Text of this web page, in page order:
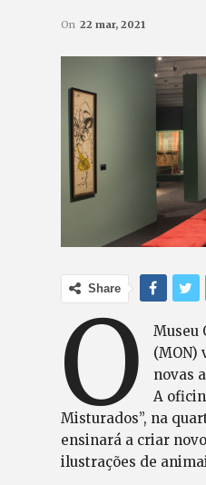
On 22 mar, 2021
Share
O
Museu
(MON)
novas
A
Misturados”, na
ensinará a criar
ilustrações de